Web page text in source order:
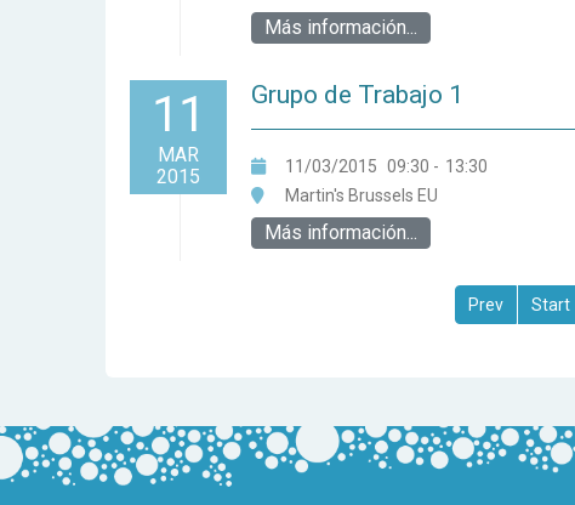
Más información...
11
MAR
2015
Grupo de Trabajo 1
11/03/2015 09:30 - 13:30
Martin's Brussels EU
Más información...